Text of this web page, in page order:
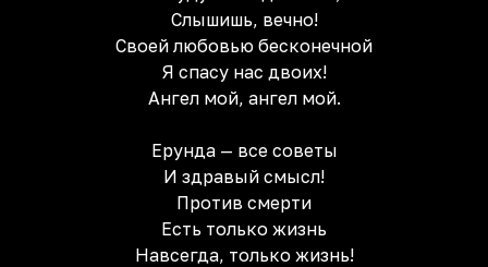
Слышишь, вечно!
Своей любовью бесконечной
Я спасу нас двоих!
Ангел мой, ангел мой.
Ерунда — все советы
И здравый смысл!
Против смерти
Есть только жизнь
Навсегда, только жизнь!